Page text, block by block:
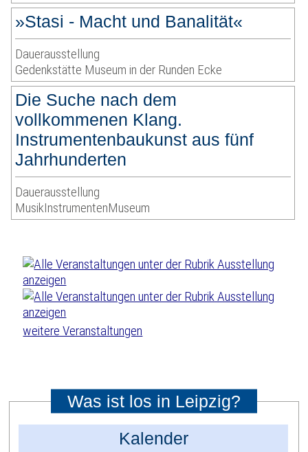
»Stasi - Macht und Banalität«
Dauerausstellung
Gedenkstätte Museum in der Runden Ecke
Die Suche nach dem
vollkommenen Klang.
Instrumentenbaukunst aus fünf
Jahrhunderten
Dauerausstellung
MusikInstrumentenMuseum
weitere Veranstaltungen
Was ist los in Leipzig?
Kalender